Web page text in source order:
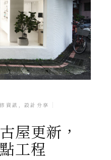
資訊 設計分享
屋更新，
工程